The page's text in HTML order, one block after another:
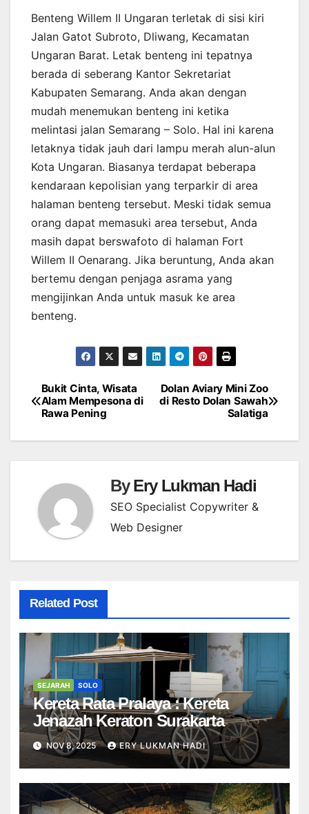
Benteng Willem II Ungaran terletak di sisi kiri
Jalan Gatot Subroto, Dliwang, Kecamatan
Ungaran Barat. Letak benteng ini tepatnya
berada di seberang Kantor Sekretariat
Kabupaten Semarang. Anda akan dengan
mudah menemukan benteng ini ketika
melintasi jalan Semarang – Solo. Hal ini karena
letaknya tidak jauh dari lampu merah alun-alun
Kota Ungaran. Biasanya terdapat beberapa
kendaraan kepolisian yang terparkir di area
halaman benteng tersebut. Meski tidak semua
orang dapat memasuki area tersebut, Anda
masih dapat berswafoto di halaman Fort
Willem II Oenarang. Jika beruntung, Anda akan
bertemu dengan penjaga asrama yang
mengijinkan Anda untuk masuk ke area
benteng.
Post
navigation
Dolan Aviary Mini Zoo
di Resto Dolan Sawah
Salatiga
Bukit Cinta, Wisata
Alam Mempesona di
Rawa Pening
ByEry Lukman Hadi
SEO Specialist Copywriter &
Web Designer
Related Post
SEJARAH SOLO
Kereta Rata Pralaya : Kereta
Jenazah Keraton Surakarta
NOV 8, 2025 ERY LUKMAN HADI